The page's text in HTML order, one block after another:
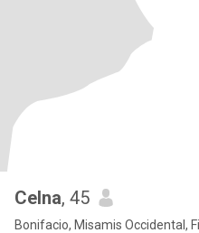
Celna, 45
Bonifacio, Misamis Occidental,